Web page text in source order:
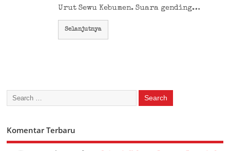
Urut Sewu Kebumen. Suara gending…
Selanjutnya
Komentar Terbaru